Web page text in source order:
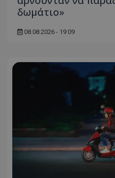
δωμάτιο»
08.08.2026 - 19:09